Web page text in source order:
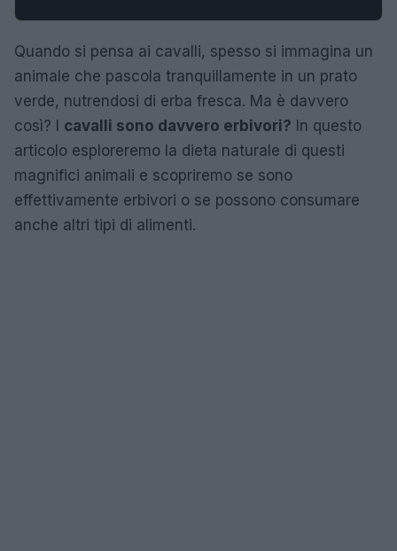
Quando si pensa ai cavalli, spesso si immagina un
animale che pascola tranquillamente in un prato
verde, nutrendosi di erba fresca. Ma è davvero
così? I cavalli sono davvero erbivori? In questo
articolo esploreremo la dieta naturale di questi
magnifici animali e scopriremo se sono
effettivamente erbivori o se possono consumare
anche altri tipi di alimenti.